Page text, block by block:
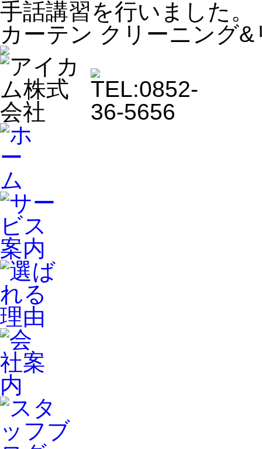
手話講習を行いました
カーテン クリーニング